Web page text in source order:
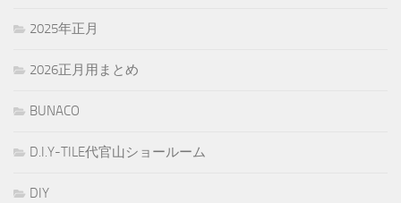
2025年正月
2026正月用まとめ
BUNACO
D.I.Y-TILE代官山ショールーム
DIY